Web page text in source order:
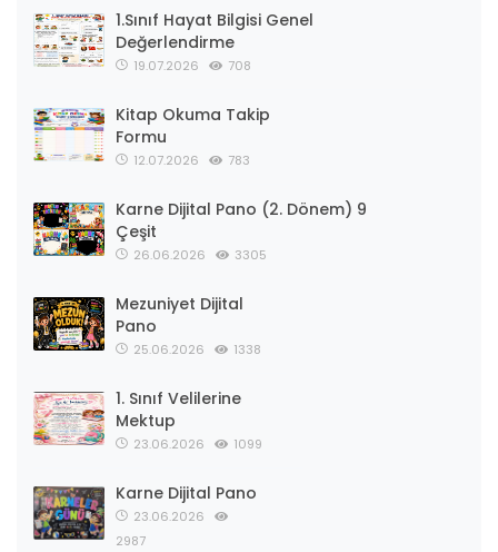
1.Sınıf Hayat Bilgisi Genel
Değerlendirme
19.07.2026 708
Kitap Okuma Takip
Formu
12.07.2026 783
Karne Dijital Pano (2. Dönem) 9
Çeşit
26.06.2026 3305
Mezuniyet Dijital
Pano
25.06.2026 1338
1. Sınıf Velilerine
Mektup
23.06.2026 1099
Karne Dijital Pano
23.06.2026
2987